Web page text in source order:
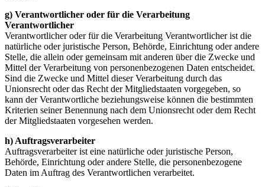
g) Verantwortlicher oder für die Verarbeitung
Verantwortlicher
Verantwortlicher oder für die Verarbeitung Verantwortlicher ist die
natürliche oder juristische Person, Behörde, Einrichtung oder andere
Stelle, die allein oder gemeinsam mit anderen über die Zwecke und
Mittel der Verarbeitung von personenbezogenen Daten entscheidet.
Sind die Zwecke und Mittel dieser Verarbeitung durch das
Unionsrecht oder das Recht der Mitgliedstaaten vorgegeben, so
kann der Verantwortliche beziehungsweise können die bestimmten
Kriterien seiner Benennung nach dem Unionsrecht oder dem Recht
der Mitgliedstaaten vorgesehen werden.
h) Auftragsverarbeiter
Auftragsverarbeiter ist eine natürliche oder juristische Person,
Behörde, Einrichtung oder andere Stelle, die personenbezogene
Daten im Auftrag des Verantwortlichen verarbeitet.